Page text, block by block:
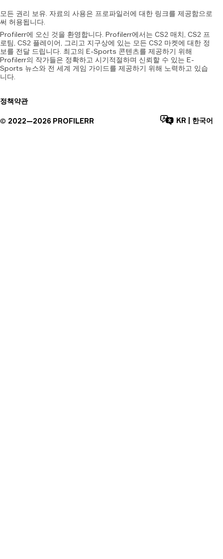
모든 권리 보유. 자료의 사용은 프로파일러에 대한 링크를 제공함으로
써 허용됩니다.
Profilerr에 오신 것을 환영합니다. Profilerr에서는 CS2 매치, CS2 프
로팀, CS2 플레이어, 그리고 지구상에 있는 모든 CS2 마켓에 대한 정
보를 전달 드립니다. 최고의 E-Sports 콘텐츠를 제공하기 위해
Profilerr의 작가들은 정확하고 시기적절하며 신뢰할 수 있는 E-
Sports 뉴스와 전 세계 게임 가이드를 제공하기 위해 노력하고 있습
니다.
정책약관
© 2022—2026 PROFILERR KR 한국어